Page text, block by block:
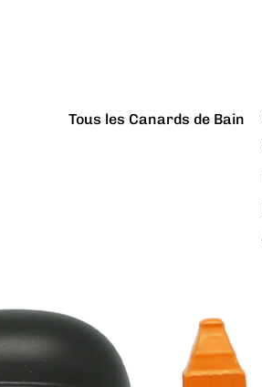
Tous les Canards de Bain